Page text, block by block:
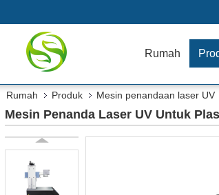
Rumah
Rumah Produk Mesin penandaan laser UV
Mesin Penanda Laser UV Untuk